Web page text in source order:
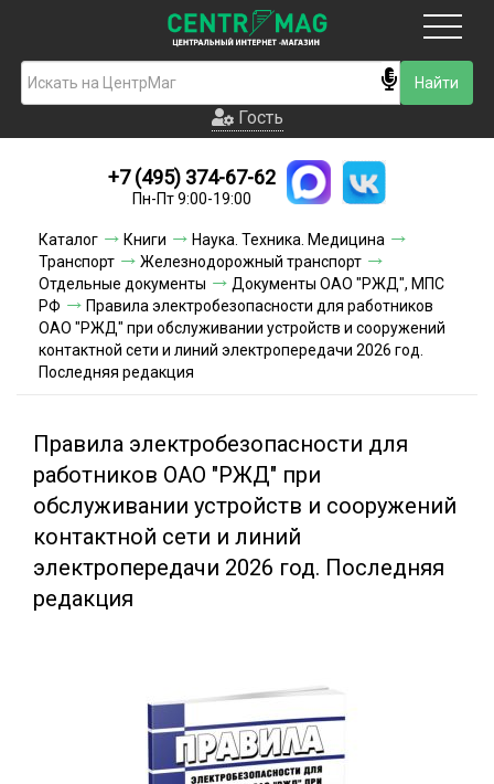
Гость
Новинки
Условия доставки
Условия оплаты
Контакты
Акции и скидки
Гость
+7 (495) 374-67-62
Пн-Пт 9:00-19:00
Каталог Книги
Наука. Техника. Медицина
Транспорт
Железнодорожный транспорт
Отдельные документы
Документы ОАО "РЖД", МПС
РФ
Правила электробезопасности для работников
ОАО "РЖД" при обслуживании устройств и сооружений
контактной сети и линий электропередачи 2026 год.
Последняя редакция
Правила электробезопасности для
работников ОАО "РЖД" при
обслуживании устройств и сооружений
контактной сети и линий
электропередачи 2026 год. Последняя
редакция